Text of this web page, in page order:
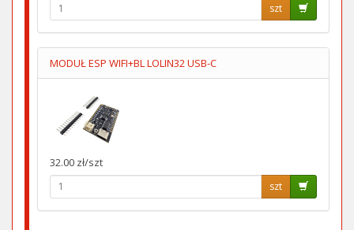
szt
MODUŁ ESP WIFI+BL LOLIN32 USB-C
32.00 zł/szt
szt